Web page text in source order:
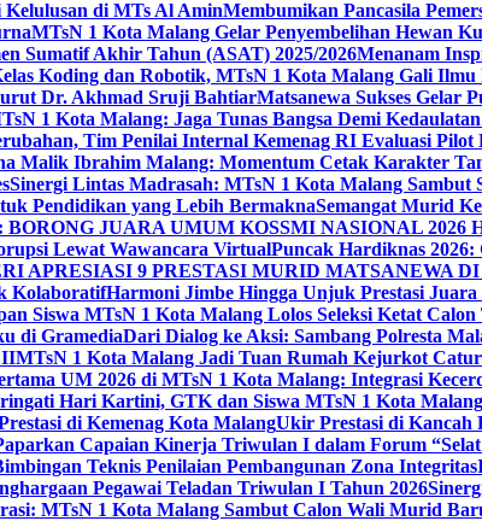
di MTs Al AminMembumikan Pancasila
MTsN 1 Kota Malang Gelar Penyembelihan Hewan
Sumatif Akhir Tahun (ASAT) 2025/2026Menanam
Koding dan Robotik, MTsN 1 Kota Malang Gali
Dr. Akhmad Sruji BahtiarMatsanewa Sukses Gelar
1 Kota Malang: Jaga Tunas Bangsa Demi
Tim Penilai Internal Kemenag RI Evaluasi
Malik Ibrahim Malang: Momentum Cetak Karakter
Sinergi Lintas Madrasah: MTsN 1 Kota Malang
Pendidikan yang Lebih BermaknaSemangat Murid
JUARA UMUM KOSSMI NASIONAL
Lewat Wawancara VirtualPuncak Hardiknas
APRESIASI 9 PRESTASI MURID MATSANEWA DI
KolaboratifHarmoni Jimbe Hingga Unjuk Prestasi
Siswa MTsN 1 Kota Malang Lolos Seleksi Ketat
di GramediaDari Dialog ke Aksi: Sambang Polresta
IIMTsN 1 Kota Malang Jadi Tuan Rumah Kejurkot
UM 2026 di MTsN 1 Kota Malang: Integrasi
Hari Kartini, GTK dan Siswa MTsN 1 Kota
di Kemenag Kota MalangUkir Prestasi di Kancah
Capaian Kinerja Triwulan I dalam Forum
Teknis Penilaian Pembangunan Zona Integritas
Pegawai Teladan Triwulan I Tahun 2026
MTsN 1 Kota Malang Sambut Calon Wali Murid